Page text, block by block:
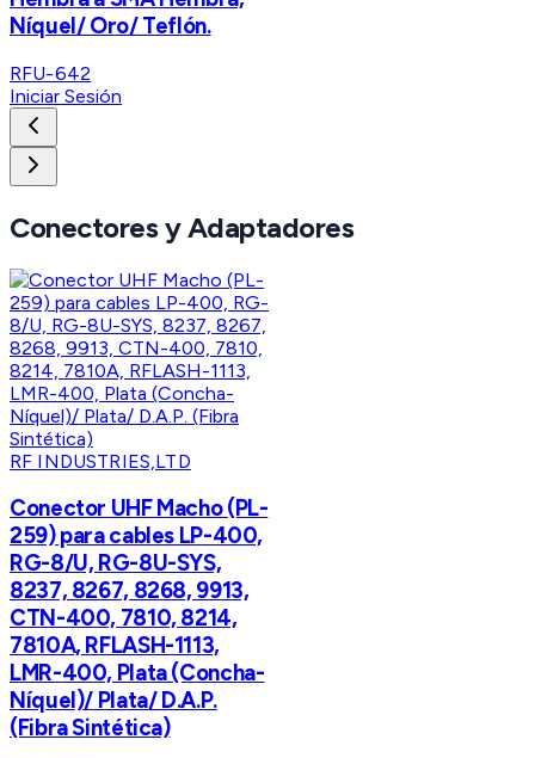
Níquel/ Oro/ Teflón.
RFU-642
Iniciar Sesión
Conectores y Adaptadores
RF INDUSTRIES,LTD
Conector UHF Macho (PL-
259) para cables LP-400,
RG-8/U, RG-8U-SYS,
8237, 8267, 8268, 9913,
CTN-400, 7810, 8214,
7810A, RFLASH-1113,
LMR-400, Plata (Concha-
Níquel)/ Plata/ D.A.P.
(Fibra Sintética)